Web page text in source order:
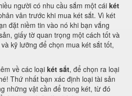
người có nhu cầu sắm một cái két
vân trước khi mua két sắt. Vì két
đặt niềm tin vào nó khi bạn vắng
giấy tờ quan trọng một cách tốt và
kỹ lưỡng để chọn mua két sắt tốt,
về các loại két sắt, để chọn ra loại
Thứ nhất bạn xác định loại tài sản
những vật cần để trong két, từ đó